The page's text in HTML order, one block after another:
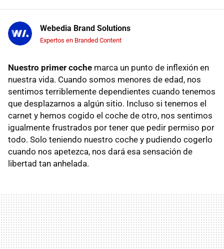
Webedia Brand Solutions
Expertos en Branded Content
Nuestro primer coche marca un punto de inflexión en
nuestra vida. Cuando somos menores de edad, nos
sentimos terriblemente dependientes cuando tenemos
que desplazarnos a algún sitio. Incluso si tenemos el
carnet y hemos cogido el coche de otro, nos sentimos
igualmente frustrados por tener que pedir permiso por
todo. Solo teniendo nuestro coche y pudiendo cogerlo
cuando nos apetezca, nos dará esa sensación de
libertad tan anhelada.